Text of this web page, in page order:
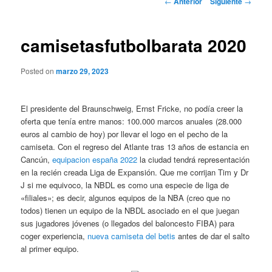
camisetasfutbolbarata 2020
Posted onmarzo 29, 2023
El presidente del Braunschweig, Ernst Fricke, no podía creer la
oferta que tenía entre manos: 100.000 marcos anuales (28.000
euros al cambio de hoy) por llevar el logo en el pecho de la
camiseta. Con el regreso del Atlante tras 13 años de estancia en
Cancún,equipacion españa 2022 la ciudad tendrá representación
en la recién creada Liga de Expansión. Que me corrijan Tim y Dr
J si me equivoco, la NBDL es como una especie de liga de
«filiales»; es decir, algunos equipos de la NBA (creo que no
todos) tienen un equipo de la NBDL asociado en el que juegan
sus jugadores jóvenes (o llegados del baloncesto FIBA) para
coger experiencia, nueva camiseta del betis antes de dar el salto
al primer equipo.